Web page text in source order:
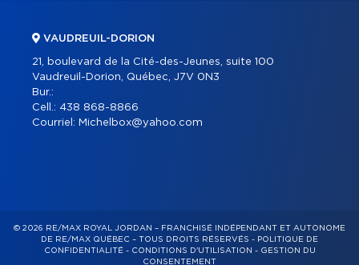
VAUDREUIL-DORION
21, boulevard de la Cité-des-Jeunes, suite 100
Vaudreuil-Dorion, Québec, J7V 0N3
Bur.:
Cell.: 438 868-8866
Courriel: Michelbox@yahoo.com
© 2026 RE/MAX ROYAL JORDAN – FRANCHISÉ INDÉPENDANT ET AUTONOME
DE RE/MAX QUÉBEC – TOUS DROITS RÉSERVÉS - POLITIQUE DE
CONFIDENTIALITÉ- CONDITIONS D'UTILISATION - GESTION DU
CONSENTEMENT